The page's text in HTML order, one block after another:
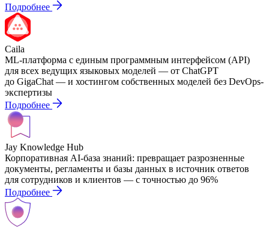
Подробнее
Caila
ML-платформа с единым программным интерфейсом (API)
для всех ведущих языковых моделей — от ChatGPT
до GigaChat — и хостингом собственных моделей без DevOps-
экспертизы
Подробнее
Jay Knowledge Hub
Корпоративная AI-база знаний: превращает разрозненные
документы, регламенты и базы данных в источник ответов
для сотрудников и клиентов — с точностью до 96%
Подробнее